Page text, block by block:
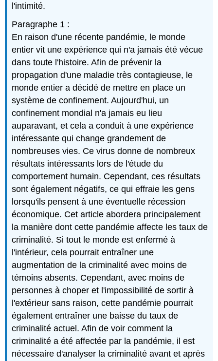
l'intimité.
Paragraphe 1 :
En raison d'une récente pandémie, le monde
entier vit une expérience qui n'a jamais été vécue
dans toute l'histoire. Afin de prévenir la
propagation d'une maladie très contagieuse, le
monde entier a décidé de mettre en place un
système de confinement. Aujourd'hui, un
confinement mondial n'a jamais eu lieu
auparavant, et cela a conduit à une expérience
intéressante qui change grandement de
nombreuses vies. Ce virus donne de nombreux
résultats intéressants lors de l'étude du
comportement humain. Cependant, ces résultats
sont également négatifs, ce qui effraie les gens
lorsqu'ils pensent à une éventuelle récession
économique. Cet article abordera principalement
la manière dont cette pandémie affecte les taux de
criminalité. Si tout le monde est enfermé à
l'intérieur, cela pourrait entraîner une
augmentation de la criminalité avec moins de
témoins absents. Cependant, avec moins de
personnes à choper et l'impossibilité de sortir à
l'extérieur sans raison, cette pandémie pourrait
également entraîner une baisse du taux de
criminalité actuel. Afin de voir comment la
criminalité a été affectée par la pandémie, il est
nécessaire d'analyser la criminalité avant et après